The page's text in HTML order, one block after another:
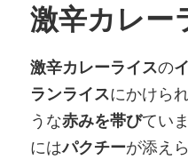
激辛カレー
激辛カレーライスの
ランライスにかけら
うな赤みを帯びてい
にはパクチーが添え